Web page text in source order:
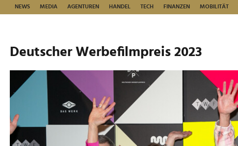
NEWS MEDIA AGENTUREN HANDEL TECH FINANZEN MOBILITÄT
Deutscher Werbefilmpreis 2023